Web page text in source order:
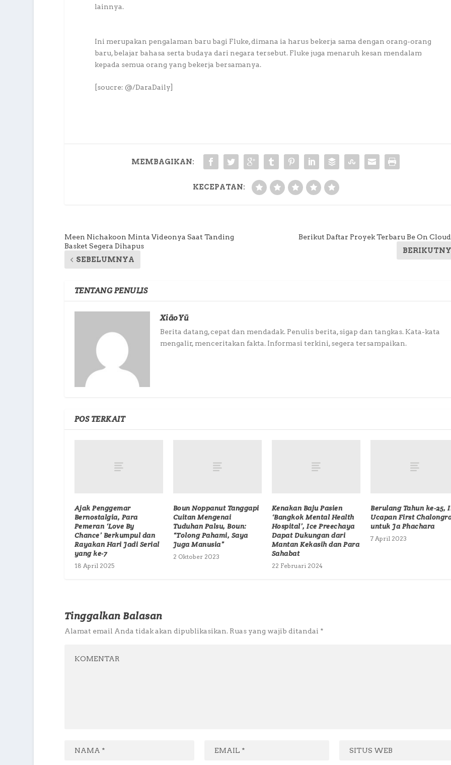
lainnya.
Ini merupakan pengalaman baru bagi Fluke, dimana ia harus bekerja sama dengan orang-orang
baru, belajar bahasa serta budaya dari negara tersebut. Fluke juga menaruh kesan mendalam
kepada semua orang yang bekerja bersamanya.
[soucre: @/DaraDaily]
MEMBAGIKAN:
KECEPATAN:
Meen Nichakoon Minta Videonya Saat Tanding
Basket Segera Dihapus
SEBELUMNYA
Berikut Daftar Proyek Terbaru Be On Cloud
TENTANG PENULIS
XiāoYū
Berita datang, cepat dan mendadak. Penulis berita, sigap dan tangkas. Kata-kata
mengalir, menceritakan fakta. Informasi terkini, segera tersampaikan.
POS TERKAIT
Ajak Penggemar
Bernostalgia, Para
Pemeran ‘Love By
Chance’ Berkumpul dan
Rayakan Hari Jadi Serial
yang ke-7
18 April 2025
Boun Noppanut Tanggapi
Cuitan Mengenai
Tuduhan Palsu, Boun:
“Tolong Pahami, Saya
Juga Manusia”
2 Oktober 2023
Kenakan Baju Pasien
‘Bangkok Mental Health
Hospital’, Ice Preechaya
Dapat Dukungan dari
Mantan Kekasih dan Para
Sahabat
22 Februari 2024
Berulang Tahun ke-25,
Ucapan First
untuk Ja Phachara
7 April 2023
Tinggalkan Balasan
Alamat email Anda tidak akan dipublikasikan. Ruas yang wajib ditandai *